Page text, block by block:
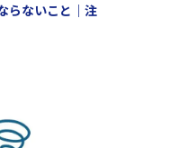
らないこと｜注